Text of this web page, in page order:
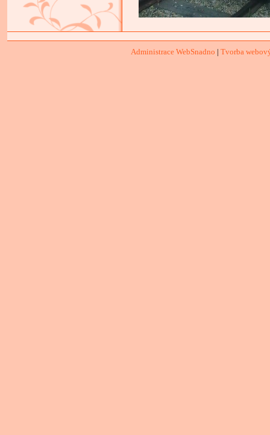
Administrace WebSnadno | Tvorba